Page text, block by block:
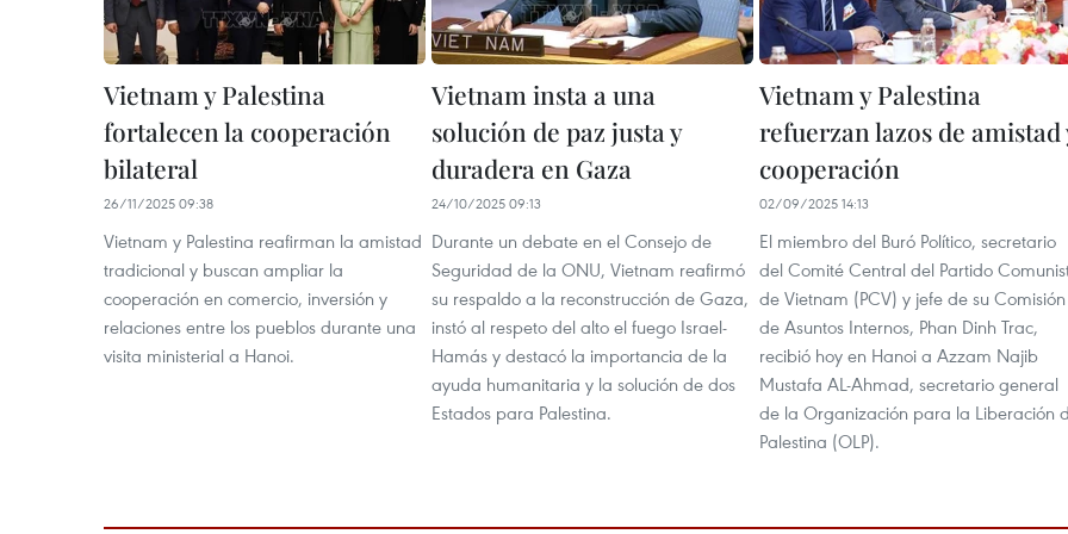
Vietnam y Palestina
fortalecen la cooperación
bilateral
26/11/2025 09:38
Vietnam y Palestina reafirman la amistad
tradicional y buscan ampliar la
cooperación en comercio, inversión y
relaciones entre los pueblos durante una
visita ministerial a Hanoi.
Vietnam insta a una
solución de paz justa y
duradera en Gaza
24/10/2025 09:13
Durante un debate en el Consejo de
Seguridad de la ONU, Vietnam reafirmó
su respaldo a la reconstrucción de Gaza,
instó al respeto del alto el fuego Israel-
Hamás y destacó la importancia de la
ayuda humanitaria y la solución de dos
Estados para Palestina.
Vietnam y Palestina
refuerzan lazos de amistad
cooperación
02/09/2025 14:13
El miembro del Buró Político, secretario
del Comité Central del Partido
de Vietnam (PCV) y jefe de su Comisión
de Asuntos Internos, Phan Dinh Trac,
recibió hoy en Hanoi a Azzam Najib
Mustafa AL-Ahmad, secretario general
de la Organización para la Liberación
Palestina (OLP).